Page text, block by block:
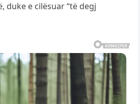
duke e cilësuar “të degj